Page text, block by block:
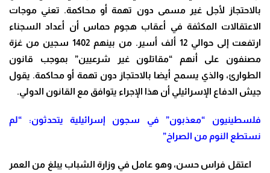
بالاحتجاز لأجل غير مسمى دون تهمة أو محاكمة. تعني موجات
الاعتقالات المكثفة في أعقاب هجوم حماس أن أعداد السجناء
ارتفعت إلى حوالي 12 ألف أسير. من بينهم 1402 سجين من غزة
مصنفون على أنهم “مقاتلون غير شرعيين” بموجب قانون
الطوارئ، والذي يسمح أيضا بالاحتجاز دون تهمة أو محاكمة. يقول
جيش الدفاع الإسرائيلي أن هذا الإجراء يتوافق مع القانون الدولي.
فلسطينيون “معذبون” في سجون إسرائيلية يتحدثون: “لم
نستطع النوم من الصراخ”
اعتقل فراس حسن، وهو عامل في وزارة الشباب يبلغ من العمر